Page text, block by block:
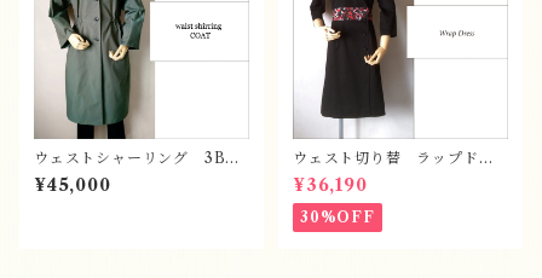
ウェストシャーリング 3Bコ
ート
¥45,000
ウェスト切り替 ラップドレ
ス
¥36,190
30%OFF